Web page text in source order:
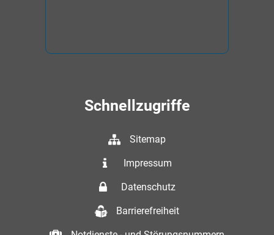
Schnellzugriffe
Sitemap
Impressum
Datenschutz
Barrierefreiheit